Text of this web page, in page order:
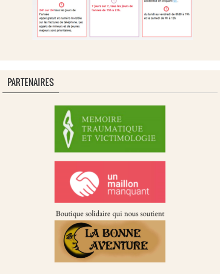
PARTENAIRES